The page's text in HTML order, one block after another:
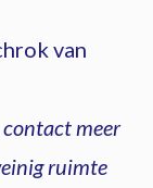
van
meer
ruimte